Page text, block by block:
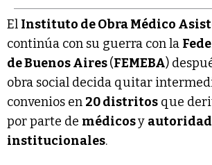
El Instituto de Obra Médico
continúa con su guerra con la
de Buenos Aires(FEMEBA)
obra social decida quitar
convenios en 20 distritos que
por parte de médicosy
institucionales.